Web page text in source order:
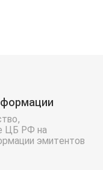
ЦБ РФ на
эмитентов